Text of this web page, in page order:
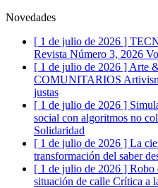
Novedades
[ 1 de julio de 2026 ]
Revista Número 3, 2026
[ 1 de julio de 2026 ] Arte
COMUNITARIOS
justas
[ 1 de julio de 2026 ]
social con algoritmos no
Solidaridad
[ 1 de julio de 2026 ] La
transformación del saber
[ 1 de julio de 2026 ] Robo
situación de calle Crítica a